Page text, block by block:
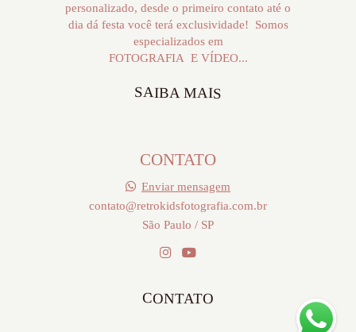
personalizado, desde o primeiro contato até o
dia dá festa você terá exclusividade! Somos
especializados em
FOTOGRAFIA E VÍDEO...
SAIBA MAIS
CONTATO
Enviar mensagem
contato@retrokidsfotografia.com.br
São Paulo / SP
CONTATO